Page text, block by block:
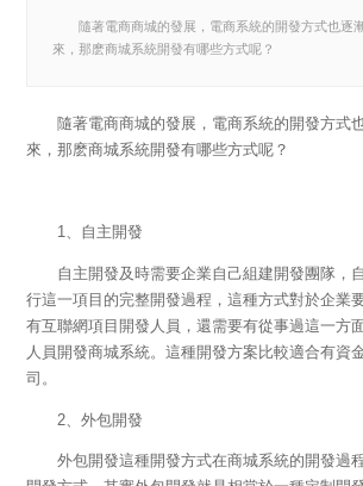
隨著電商商城的發展，電商系統的開發方式也逐
來，那麽商城系統開發有哪些方式呢？
隨著電商商城的發展，電商系統的開發方式
來，那麽商城系統開發有哪些方式呢？
1、自主開發
自主開發及時需要企業自己組建開發團隊，
行這一項目的完整開發過程，這種方式對於企業
有互聯網項目開發人員，還需要有從事過這一方
人員開發商城系統。這種開發方案比較適合有資
司。
2、外包開發
外包開發這種開發方式在商城系統的開發過